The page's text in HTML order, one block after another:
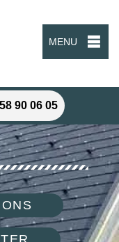
MENU
90 06 05